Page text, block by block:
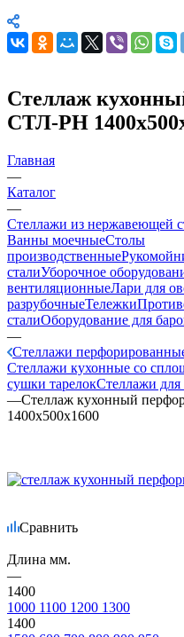
Стеллаж
СТЛ-РН
Главная
—
Каталог
—
Стеллажи из нержавеющей
Ванны моечныеСтолы
производственные
сталиУборочное
вентиляционныеЛари для
разрубочныеТележки
сталиОборудование для
—
Стеллажи
Стеллажи кухонные со
сушки тарелокСтеллажи
—Стеллаж кухонный
1400х500х1600
Сравнить
Длина мм.
—
1400
1000 1100 1200 1300
1400